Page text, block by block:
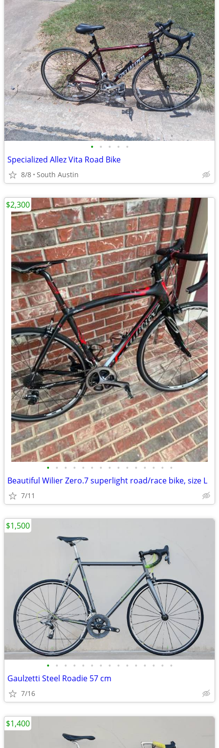
• • • • •
Specialized Allez Vita Road Bike
8/8 South Austin
• • • • • • • • • • • • • • •
Beautiful Wilier Zero.7 superlight road/race bike, size L
7/11
$2,300
• • • • • • • • • • • • • • •
Gaulzetti Steel Roadie 57 cm
7/16
$1,500
$1,400